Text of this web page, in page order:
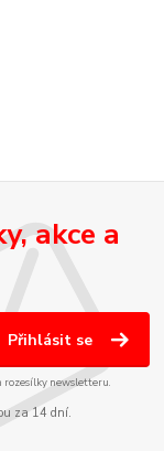
akce a
Přihlásit se
rozesílky newsletteru.
za 14 dní.